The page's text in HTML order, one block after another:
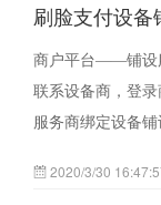
刷脸支付设
商户平台——铺设
联系设备商，登
服务商绑定设备
2020/3/30